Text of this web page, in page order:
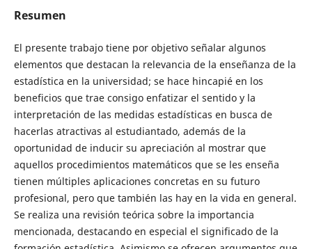
Resumen
El presente trabajo tiene por objetivo señalar algunos
elementos que destacan la relevancia de la enseñanza de la
estadística en la universidad; se hace hincapié en los
beneficios que trae consigo enfatizar el sentido y la
interpretación de las medidas estadísticas en busca de
hacerlas atractivas al estudiantado, además de la
oportunidad de inducir su apreciación al mostrar que
aquellos procedimientos matemáticos que se les enseña
tienen múltiples aplicaciones concretas en su futuro
profesional, pero que también las hay en la vida en general.
Se realiza una revisión teórica sobre la importancia
mencionada, destacando en especial el significado de la